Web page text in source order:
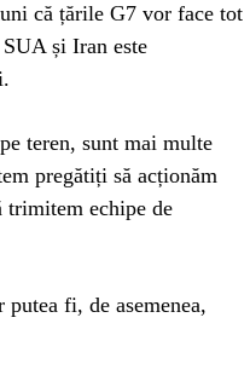
că țările G7 vor face tot
și Iran este
teren, sunt mai multe
pregătiți să acționăm
trimitem echipe de
fi, de asemenea,